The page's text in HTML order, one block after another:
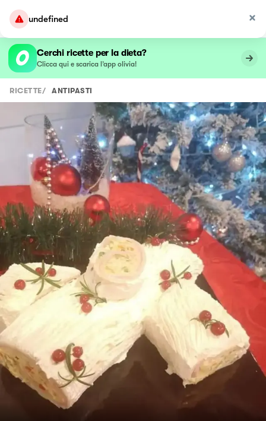
undefined
Cerchi ricette per la dieta?
Clicca qui e scarica l’app olivia!
RICETTE/ ANTIPASTI